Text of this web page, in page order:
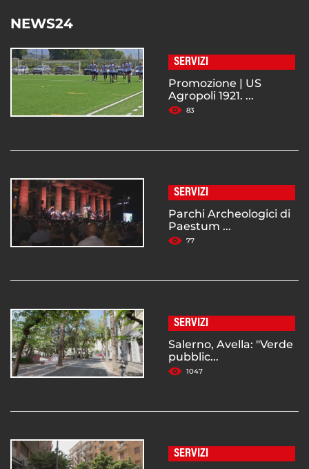
NEWS24
SERVIZI
Promozione | US
Agropoli 1921. ...
83
SERVIZI
Parchi Archeologici di
Paestum ...
77
SERVIZI
Salerno, Avella: "Verde
pubblic...
1047
SERVIZI